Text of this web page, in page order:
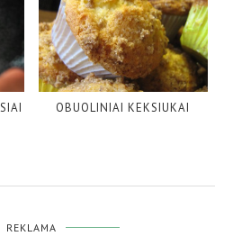
OBUOLINIAI KEKSIUKAI
REKLAMA